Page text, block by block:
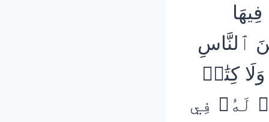
(7) وَمِنَ ٱلنَّاسِ
كِتَٰبٖ
ۖ لَهُۥ فِي